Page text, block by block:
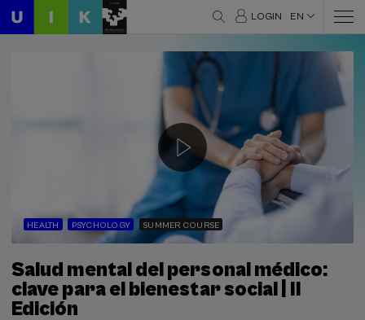
LOGIN EN
HEALTH PSYCHOLOGY SUMMER COURSE
Salud mental del personal médico:
clave para el bienestar social | II
Edición